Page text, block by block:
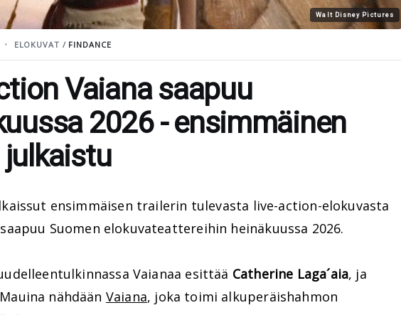
Walt Disney Pictures
ELOKUVAT / FINDANCE
Vaiana saapuu
2026 - ensimmäinen
ensimmäisen trailerin tulevasta live-action-elokuvasta
Suomen elokuvateattereihin heinäkuussa 2026.
Vaianaa esittää Catherine Laga´aia, ja
nähdään Vaiana, joka toimi alkuperäishahmon